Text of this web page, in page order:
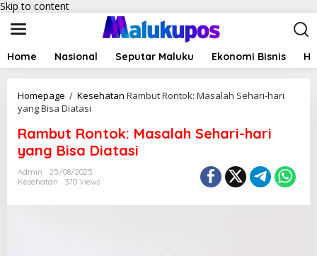
Skip to content
Home Nasional Seputar Maluku Ekonomi Bisnis
Homepage / Kesehatan Rambut Rontok: Masalah Sehari-hari
yang Bisa Diatasi
Rambut Rontok: Masalah Sehari-hari
yang Bisa Diatasi
Admin
25/08/2025
Kesehatan
370 Views